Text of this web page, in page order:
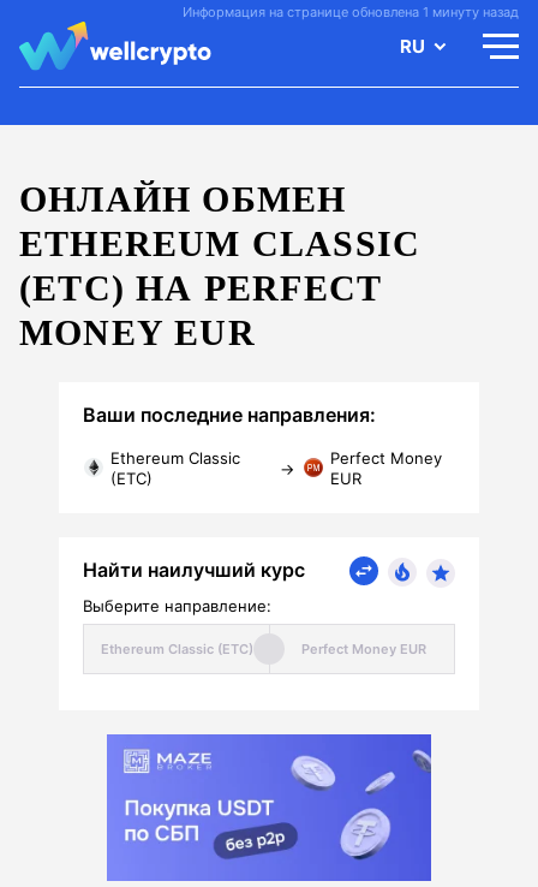
Информация на странице обновлена 1 минуту назад
RU
ОНЛАЙН ОБМЕН
ETHEREUM CLASSIC
(ETC) НА PERFECT
MONEY EUR
Ваши последние направления:
Ethereum Classic
(ETC)
→
Perfect Money
EUR
Найти наилучший курс
Выберите направление: